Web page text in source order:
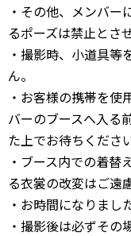
・その他、メンバー
るポーズは禁止とさ
・撮影時、小道具等
ん。
・お客様の携帯を使
バーのブースへ入る
た上でお待ちくださ
・ブース内での着替
る衣裳の改変はご遠
・お時間になりまし
・撮影後は必ずその